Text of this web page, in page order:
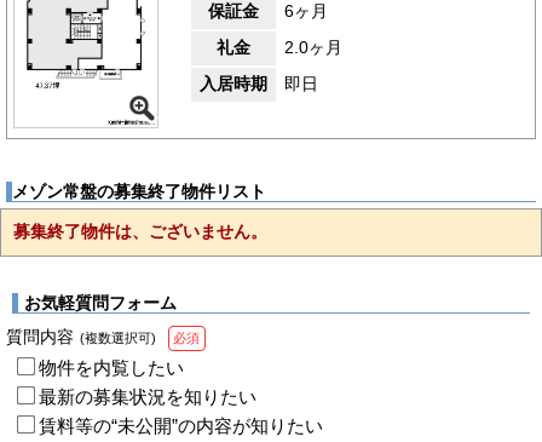
保証金
6ヶ月
礼金
2.0ヶ月
入居時期
即日
メゾン常盤の募集終了物件リスト
募集終了物件は、ございません。
お気軽質問フォーム
質問内容 (複数選択可) 必須
物件を内覧したい
最新の募集状況を知りたい
賃料等の“未公開”の内容が知りたい